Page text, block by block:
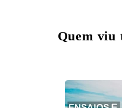
Quem viu